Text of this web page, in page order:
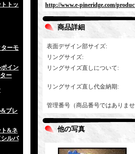
トッ
ーモ
イン
ー
ブレ
&ネ
シルバ
http://www.e-pineridge.com/
商品詳細
表面デザイン部サイズ:
リングサイズ:
リングサイズ直しについて:
リングサイズ直し代金納期:
管理番号（商品番号ではありま
他の写真